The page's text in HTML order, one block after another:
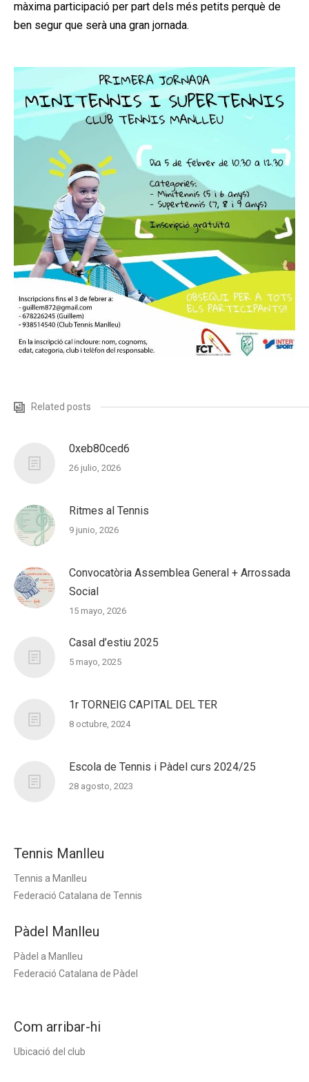
màxima participació per part dels més petits perquè de
ben segur que serà una gran jornada.
Related posts
0xeb80ced6
26 julio, 2026
Ritmes al Tennis
9 junio, 2026
Convocatòria Assemblea General + Arrossada
Social
15 mayo, 2026
Casal d’estiu 2025
5 mayo, 2025
1r TORNEIG CAPITAL DEL TER
8 octubre, 2024
Escola de Tennis i Pàdel curs 2024/25
28 agosto, 2023
Tennis Manlleu
Tennis a Manlleu
Federació Catalana de Tennis
Pàdel Manlleu
Pàdel a Manlleu
Federació Catalana de Pàdel
Com arribar-hi
Ubicació del club